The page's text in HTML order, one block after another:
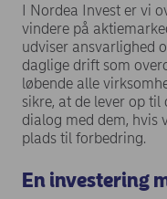
I Nordea Invest er vi
vindere på
udviser ansvarlighed
daglige drift som
løbende alle
sikre, at de lever op til
dialog med dem, hvis
plads til forbedring.
En investering